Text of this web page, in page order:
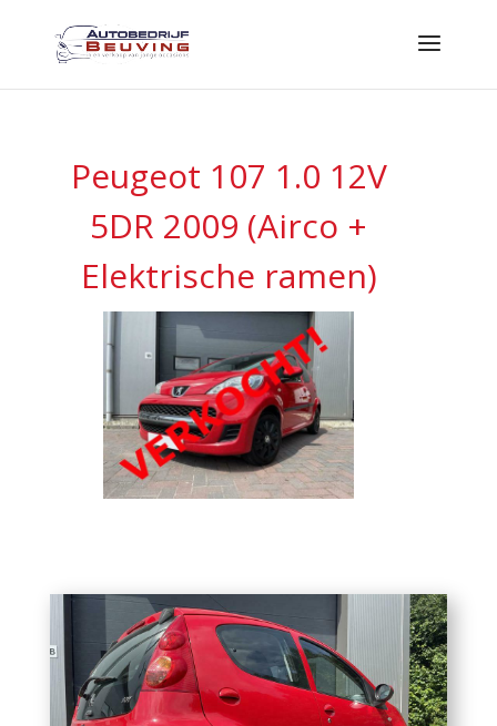
Peugeot 107 1.0 12V
5DR 2009 (Airco +
Elektrische ramen)